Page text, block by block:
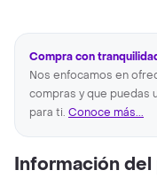
Compra con
Nos enfocamos en
compras y que puedas
para ti. Conoce más...
Información